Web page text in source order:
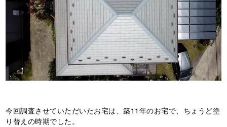
今回調査させていただいたお宅は、築11年のお宅で、ちょうど塗
り替えの時期でした。